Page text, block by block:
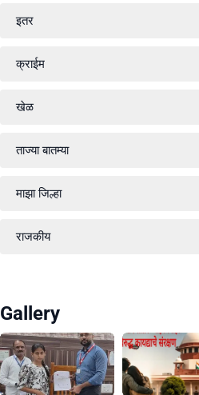
इतर
क्राईम
खेळ
ताज्या बातम्या
माझा जिल्हा
राजकीय
Gallery